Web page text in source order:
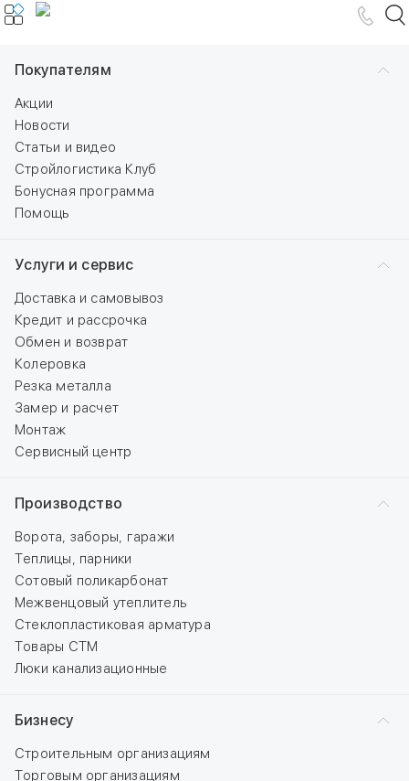
Покупателям
Акции
Новости
Статьи и видео
Стройлогистика Клуб
Бонусная программа
Помощь
Услуги и сервис
Доставка и самовывоз
Кредит и рассрочка
Обмен и возврат
Колеровка
Резка металла
Замер и расчет
Монтаж
Сервисный центр
Производство
Ворота, заборы, гаражи
Теплицы, парники
Сотовый поликарбонат
Межвенцовый утеплитель
Стеклопластиковая арматура
Товары СТМ
Люки канализационные
Бизнесу
Строительным организациям
Торговым организациям